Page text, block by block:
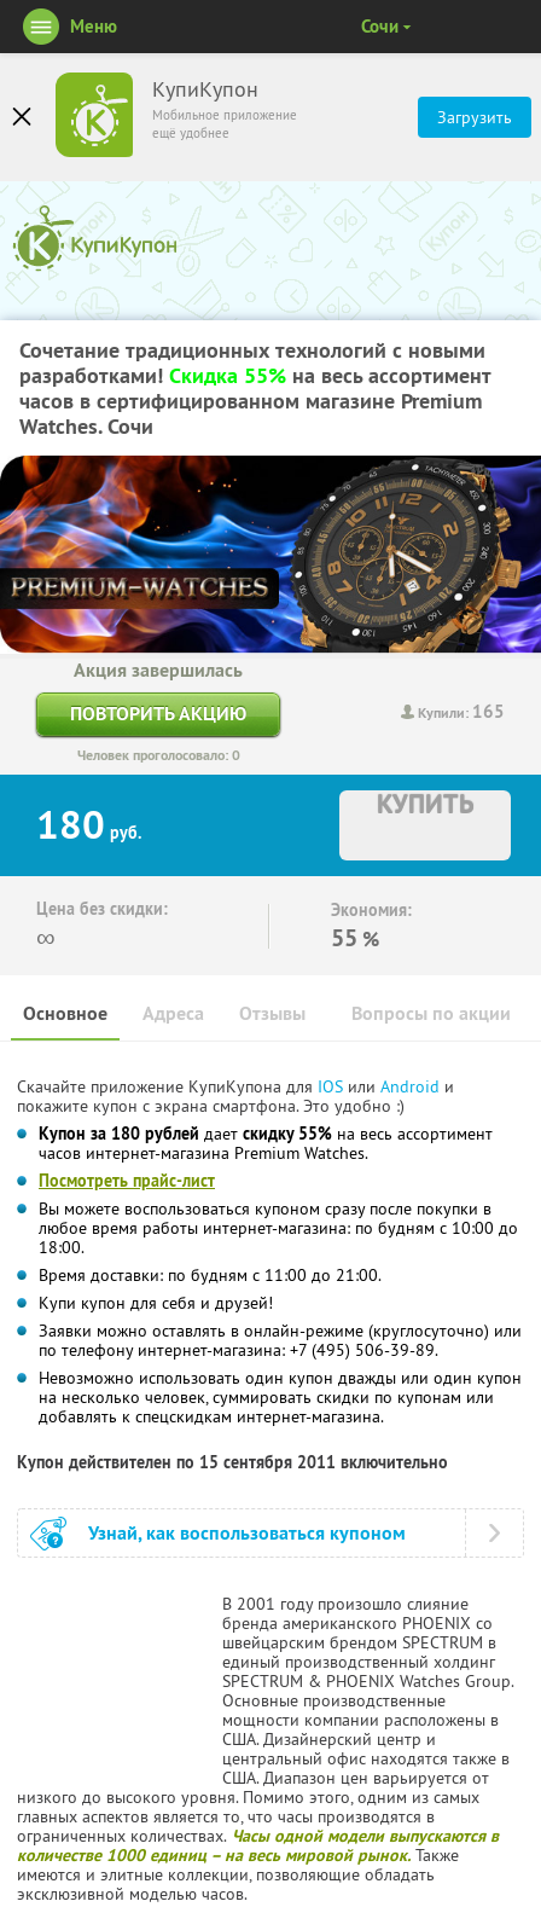
КупиКупон
Мобильное приложение
ещё удобнее
Загрузить
Меню Сочи
Сочетание традиционных технологий с новыми
разработками! Скидка 55% на весь ассортимент
часов в сертифицированном магазине Premium
Watches. Сочи
Купили: 165
Акция завершилась
ПОВТОРИТЬ АКЦИЮ
Человек проголосовало: 0
180 руб.
КУПИТЬ
Цена без скидки:
∞
Экономия:
55 %
Основное Отзывы Вопросы по акции
Адреса
Скачайте приложение КупиКупона для IOS или Android и
покажите купон с экрана смартфона. Это удобно :)
Купон за 180 рублей дает скидку 55% на весь ассортимент
часов интернет-магазина Premium Watches.
Посмотреть прайс-лист
Вы можете воспользоваться купоном сразу после покупки в
любое время работы интернет-магазина: по будням с 10:00 до
18:00.
Время доставки: по будням с 11:00 до 21:00.
Купи купон для себя и друзей!
Заявки можно оставлять в онлайн-режиме (круглосуточно) или
по телефону интернет-магазина: +7 (495) 506-39-89.
Невозможно использовать один купон дважды или один купон
на несколько человек, суммировать скидки по купонам или
добавлять к спецскидкам интернет-магазина.
Купон действителен по 15 сентября 2011 включительно
Узнай, как воспользоваться купоном
В 2001 году произошло слияние
бренда американского PHOENIX со
швейцарским брендом SPECTRUM в
единый производственный холдинг
SPECTRUM & PHOENIX Watches Group.
Основные производственные
мощности компании расположены в
США. Дизайнерский центр и
центральный офис находятся также в
США. Диапазон цен варьируется от
низкого до высокого уровня. Помимо этого, одним из самых
главных аспектов является то, что часы производятся в
ограниченных количествах. Часы одной модели выпускаются в
количестве 1000 единиц – на весь мировой рынок. Также
имеются и элитные коллекции, позволяющие обладать
эксклюзивной моделью часов.